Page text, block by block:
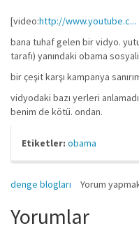
[video:http://www.youtube.c...
bana tuhaf gelen bir vidyo.
tarafı) yanındaki obama
bir çeşit karşı kampanya
vidyodaki bazı yerleri
benim de kötü. ondan.
Etiketler: obama
denge blogları Yorum
Yorumlar